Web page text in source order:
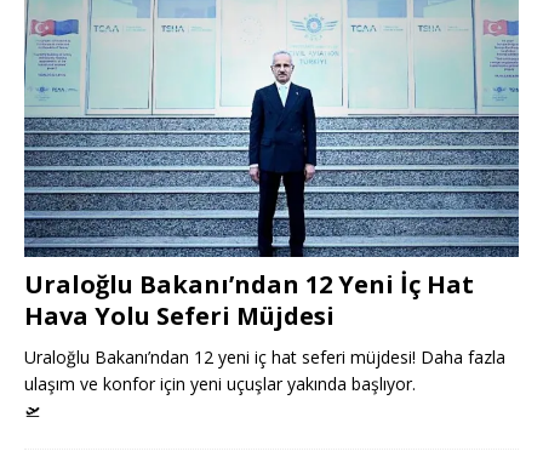
Uraloğlu Bakanı’ndan 12 Yeni İç Hat
Hava Yolu Seferi Müjdesi
Uraloğlu Bakanı’ndan 12 yeni iç hat seferi müjdesi! Daha fazla
ulaşım ve konfor için yeni uçuşlar yakında başlıyor.
🛫